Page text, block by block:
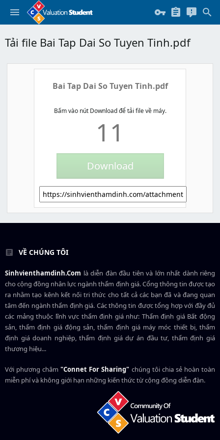
Tải file Bai Tap Dai So Tuyen Tinh.pdf
Bai Tap Dai So Tuyen Tinh.pdf
Bấm vào nút Download để tải file về máy.
11
VỀ CHÚNG TÔI
Sinhvienthamdinh.Com là diễn đàn đầu tiên và lớn nhất dành riêng
cho cộng đồng nhân lực ngànhthẩm định giá. Cổng thông tin được tạo
ra nhằm tạo kênh kết nối tri thức cho tất cả các bạn đã và đang quan
tâm đến ngành thẩm định giá. Các thông tin được tổng hợp với đầy đủ
các mảng thuộc lĩnh vực thẩm định giá như: Thẩm định giá Bất động
sản, thẩm định giá động sản, thẩm định giá máy móc thiết bị, thẩm
định giá doanh nghiệp, thẩm định giá dự án đầu tư, thẩm định giá
thương hiệu...
Với phương châm"Connet For Sharing" chúng tôi chia sẻ hoàn toàn
miễn phí và không giới hạn những kiến thức từ cộng đồng diễn đàn.